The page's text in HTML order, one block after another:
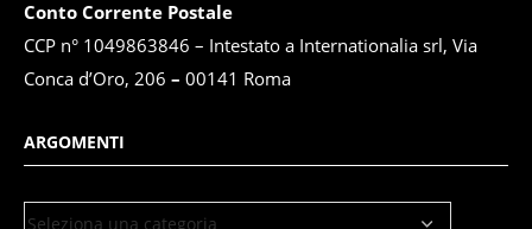
Conto Corrente Postale
CCP n° 1049863846 – Intestato a Internationalia srl, Via
Conca d’Oro, 206 – 00141 Roma
ARGOMENTI